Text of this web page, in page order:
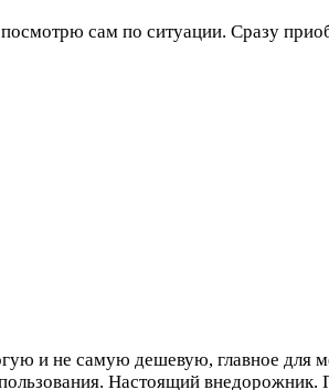
сам по ситуации. Сразу
и не самую дешевую, главное
Настоящий